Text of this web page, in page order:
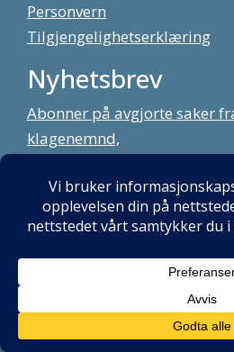
Personvern
Tilgjengelighetserklæring
Nyhetsbrev
Abonner på avgjorte saker
klagenemnd,